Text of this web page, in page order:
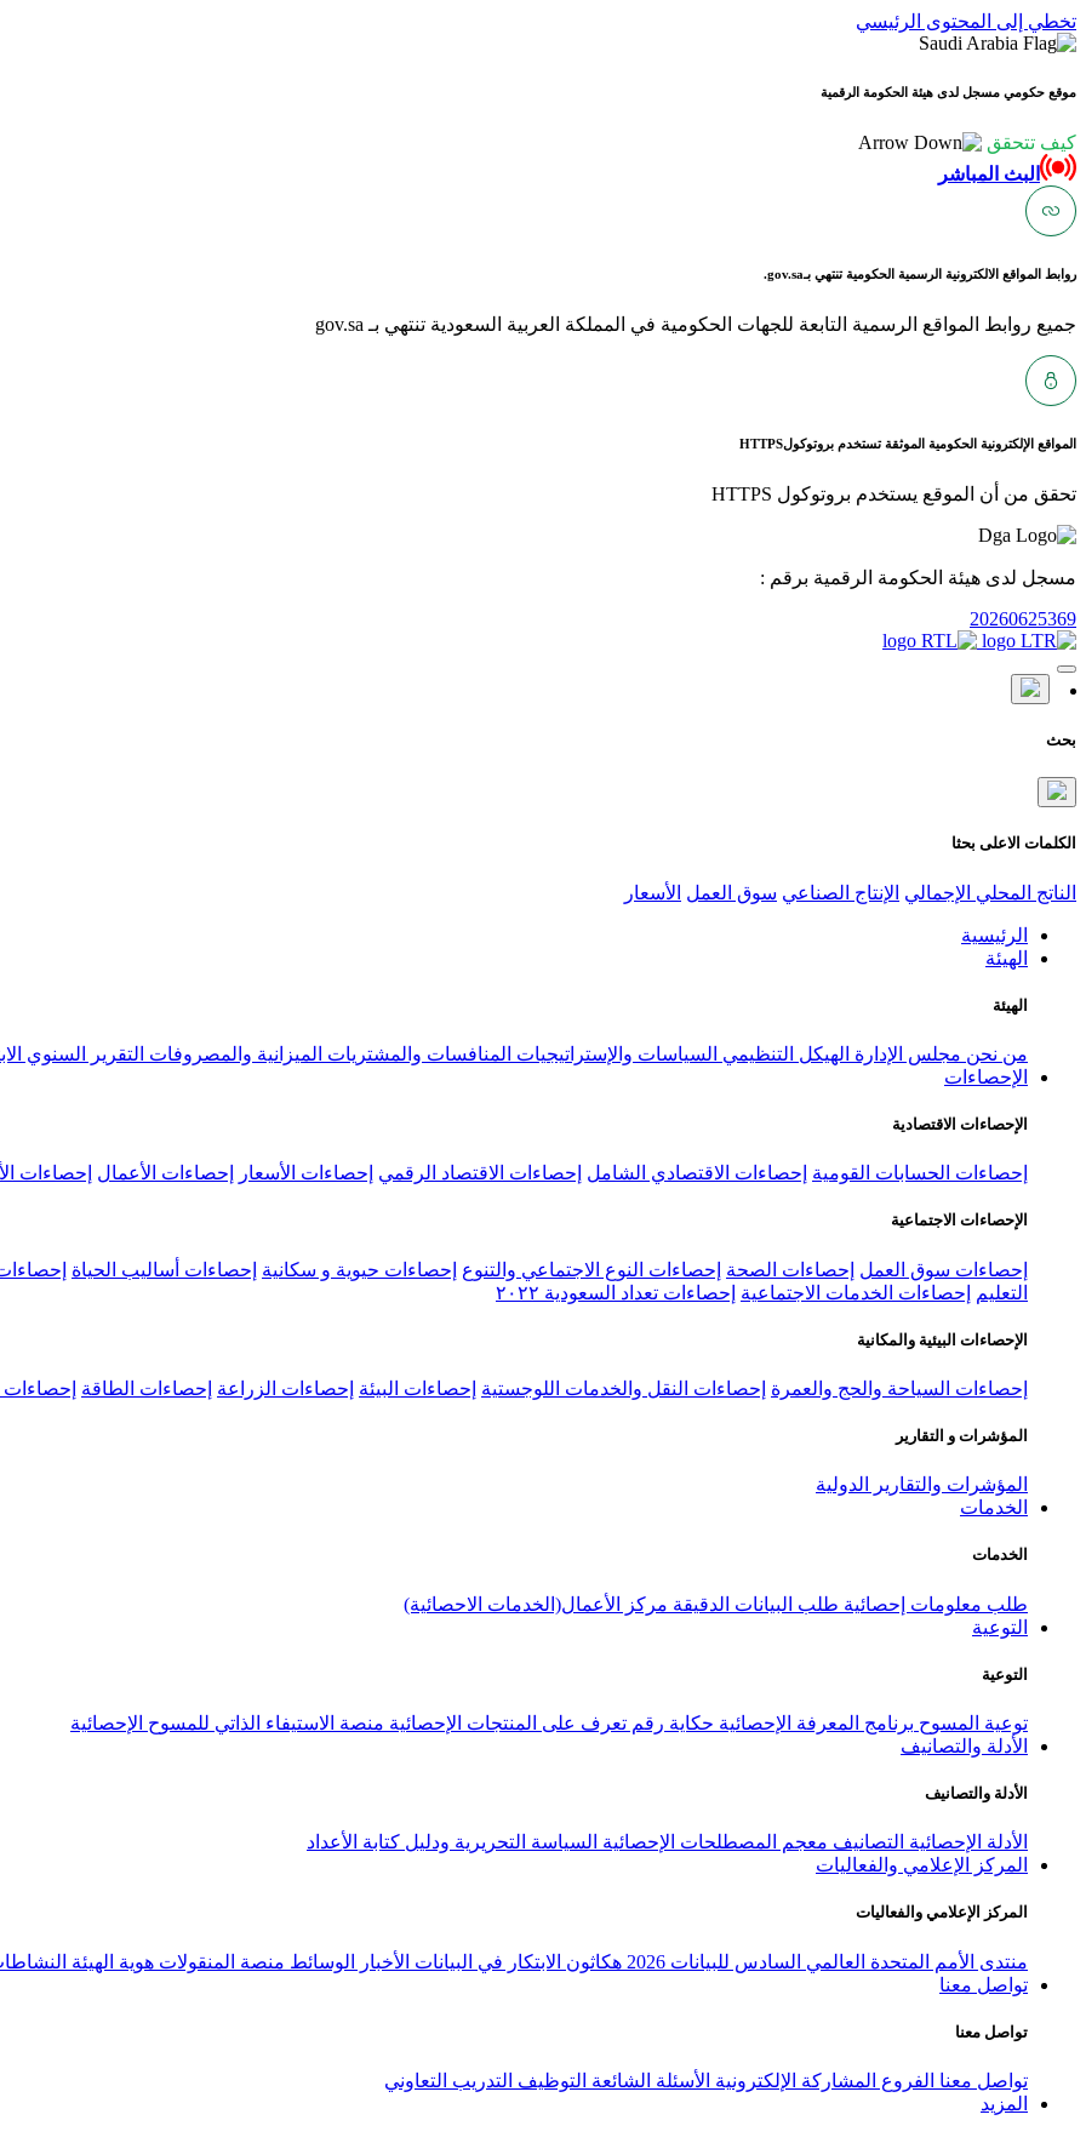
تخطي إلى المحتوى الرئيسي
موقع حكومي مسجل لدى هيئة الحكومة الرقمية
كيف تتحقق
البث المباشر
روابط المواقع الالكترونية الرسمية الحكومية تنتهي بـgov.sa.
جميع روابط المواقع الرسمية التابعة للجهات الحكومية في المملكة العربية السعودية تنتهي بـ gov.sa
المواقع الإلكترونية الحكومية الموثقة تستخدم بروتوكولHTTPS
تحقق من أن الموقع يستخدم بروتوكول HTTPS
مسجل لدى هيئة الحكومة الرقمية برقم :
20260625369
بحث
الكلمات الاعلى بحثا
الناتج المحلي الإجمالي الإنتاج الصناعي سوق العمل الأسعار
الرئيسية
الهيئة
الهيئة
من نحن مجلس الإدارة الهيكل التنظيمي السياسات والإستراتيجيات المنافسات والمشتريات الميزانية والمصروفات التقرير السنوي
الإحصاءات
الإحصاءات الاقتصادية
إحصاءات الحسابات القومية إحصاءات الاقتصادي الشامل إحصاءات الاقتصاد الرقمي إحصاءات الأسعار إحصاءات الأعمال إحصاءات
الإحصاءات الاجتماعية
إحصاءات سوق العمل إحصاءات الصحة إحصاءات النوع الاجتماعي والتنوع إحصاءات حيوية و سكانية إحصاءات أساليب الحياة
التعليم
إحصاءات الخدمات الاجتماعية إحصاءات تعداد السعودية ٢٠٢٢
الإحصاءات البيئية والمكانية
إحصاءات السياحة والحج والعمرة إحصاءات النقل والخدمات اللوجستية إحصاءات البيئة إحصاءات الزراعة إحصاءات الطاقة إحصاءات
المؤشرات و التقارير
المؤشرات والتقارير الدولية
الخدمات
الخدمات
طلب معلومات إحصائية طلب البيانات الدقيقة مركز الأعمال(الخدمات الاحصائية)
التوعية
التوعية
توعية المسوح برنامج المعرفة الإحصائية حكاية رقم تعرف على المنتجات الإحصائية منصة الاستيفاء الذاتي للمسوح الإحصائية
الأدلة والتصانيف
الأدلة والتصانيف
الأدلة الإحصائية التصانيف معجم المصطلحات الإحصائية السياسة التحريرية ودليل كتابة الأعداد
المركز الإعلامي والفعاليات
المركز الإعلامي والفعاليات
منتدى الأمم المتحدة العالمي السادس للبيانات 2026 هكاثون الابتكار في البيانات الأخبار الوسائط منصة المنقولات هوية الهيئة
تواصل معنا
تواصل معنا
تواصل معنا الفروع المشاركة الإلكترونية الأسئلة الشائعة التوظيف التدريب التعاوني
المزيد